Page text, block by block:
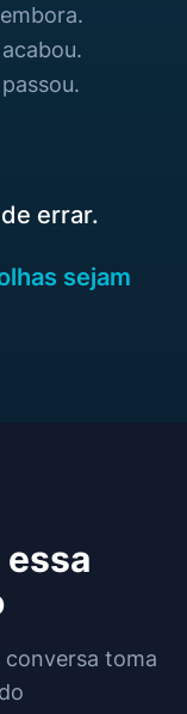
errar.
sejam
conversa toma